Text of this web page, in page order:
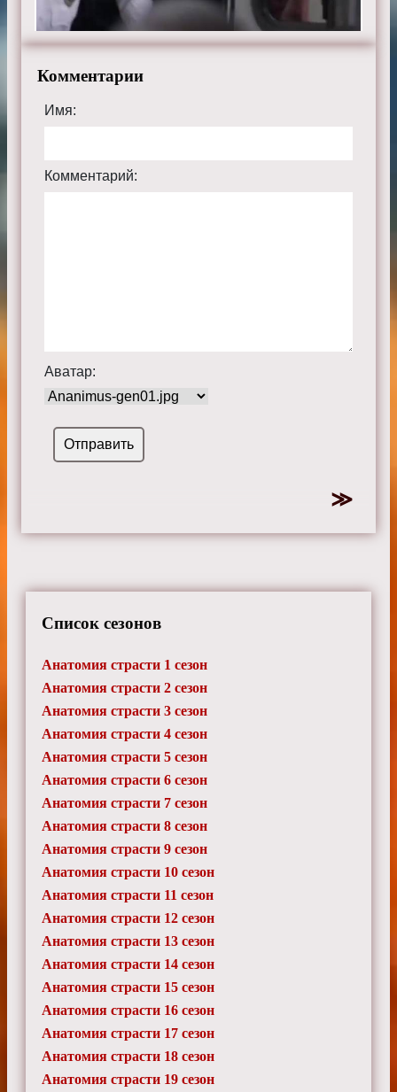
Комментарии
Имя:
Комментарий:
Аватар:
Список сезонов
Анатомия страсти 1 сезон
Анатомия страсти 2 сезон
Анатомия страсти 3 сезон
Анатомия страсти 4 сезон
Анатомия страсти 5 сезон
Анатомия страсти 6 сезон
Анатомия страсти 7 сезон
Анатомия страсти 8 сезон
Анатомия страсти 9 сезон
Анатомия страсти 10 сезон
Анатомия страсти 11 сезон
Анатомия страсти 12 сезон
Анатомия страсти 13 сезон
Анатомия страсти 14 сезон
Анатомия страсти 15 сезон
Анатомия страсти 16 сезон
Анатомия страсти 17 сезон
Анатомия страсти 18 сезон
Анатомия страсти 19 сезон